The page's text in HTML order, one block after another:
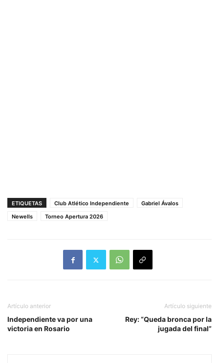
ETIQUETAS Club Atlético Independiente
Gabriel Ávalos
Newells
Torneo Apertura 2026
Artículo anterior
Independiente va por una
victoria en Rosario
Artículo siguiente
Rey: “Queda bronca por la
jugada del final”